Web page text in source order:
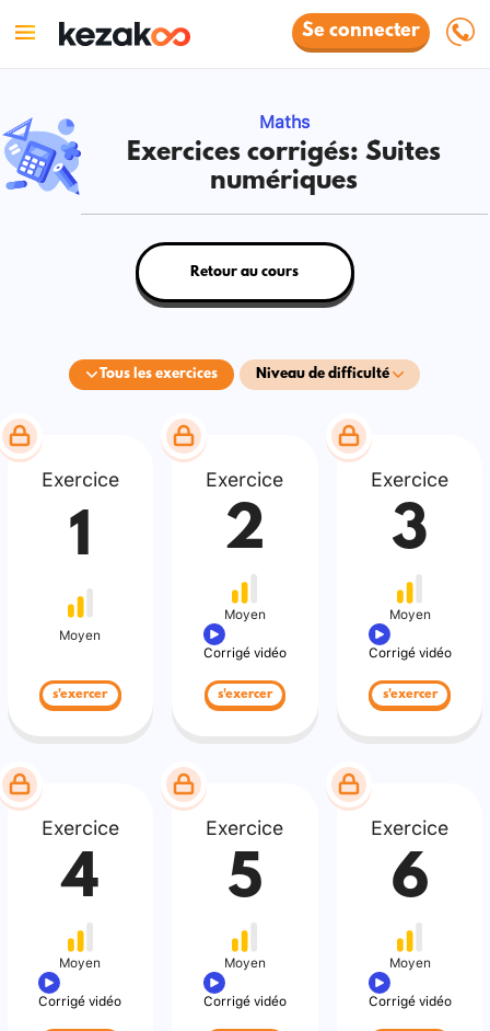
Se connecter
Maths
Exercices corrigés: Suites
numériques
Tous les exercices Niveau de difficulté
Retour au cours
Exercice
1
Moyen
s'exercer
Exercice
2
Moyen
Corrigé vidéo
s'exercer
Exercice
3
Moyen
Corrigé vidéo
s'exercer
Exercice
4
Moyen
Corrigé vidéo
Exercice
5
Moyen
Corrigé vidéo
Exercice
6
Moyen
Corrigé vidéo